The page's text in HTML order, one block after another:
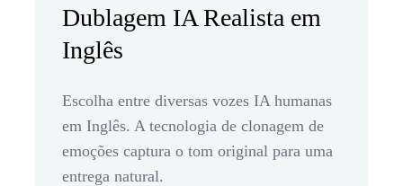
Dublagem IA Realista em
Inglês
Escolha entre diversas vozes IA humanas
em Inglês. A tecnologia de clonagem de
emoções captura o tom original para uma
entrega natural.